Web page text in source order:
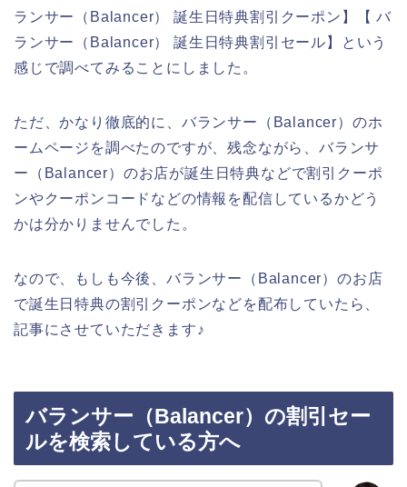
ランサー（Balancer） 誕生日特典割引クーポン】【 バ
ランサー（Balancer） 誕生日特典割引セール】という
感じで調べてみることにしました。
ただ、かなり徹底的に、バランサー（Balancer）のホ
ームページを調べたのですが、残念ながら、バランサ
ー（Balancer）のお店が誕生日特典などで割引クーポ
ンやクーポンコードなどの情報を配信しているかどう
かは分かりませんでした。
なので、もしも今後、バランサー（Balancer）のお店
で誕生日特典の割引クーポンなどを配布していたら、
記事にさせていただきます♪
バランサー（Balancer）の割引セー
ルを検索している方へ